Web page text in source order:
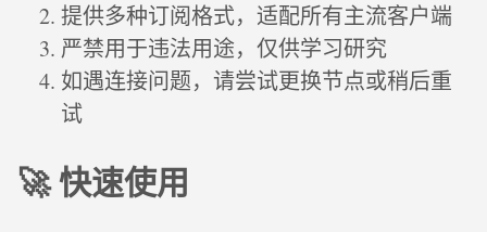
提供多种订阅格式，适配所有主流客户端
严禁用于违法用途，仅供学习研究
如遇连接问题，请尝试更换节点或稍后重
试
🚀 快速使用